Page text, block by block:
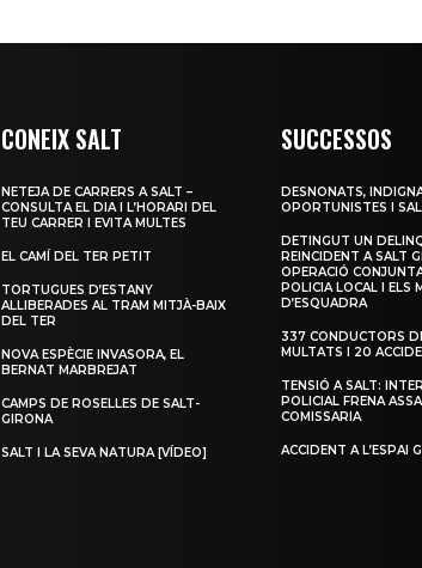
CONEIX SALT
NETEJA DE CARRERS A SALT –
CONSULTA EL DIA I L’HORARI DEL
TEU CARRER I EVITA MULTES
EL CAMÍ DEL TER PETIT
TORTUGUES D’ESTANY
ALLIBERADES AL TRAM MITJÀ-BAIX
DEL TER
NOVA ESPÈCIE INVASORA, EL
BERNAT MARBREJAT
CAMPS DE ROSELLES DE SALT-
GIRONA
SALT I LA SEVA NATURA [VÍDEO]
SUCCESSOS
DESNONATS,
OPORTUNISTES I
DETINGUT UN
REINCIDENT A SALT
OPERACIÓ
POLICIA LOCAL I ELS
D’ESQUADRA
337 CONDUCTORS
MULTATS I 20
TENSIÓ A SALT:
POLICIAL FRENA
COMISSARIA
ACCIDENT A L’ESPAI